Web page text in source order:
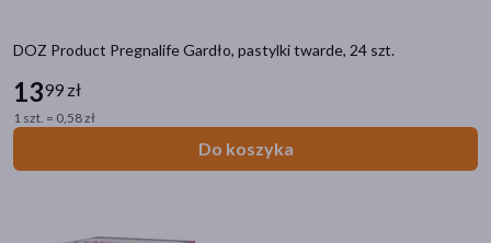
DOZ Product Pregnalife Gardło, pastylki twarde, 24 szt.
1399 zł
1 szt. = 0,58 zł
Do koszyka